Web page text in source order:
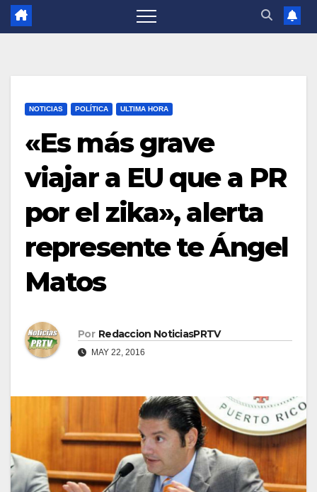
NOTICIAS POLÍTICA ULTIMA HORA
«Es más grave
viajar a EU que a PR
por el zika», alerta
represente te Ángel
Matos
Por Redaccion NoticiasPRTV
MAY 22, 2016